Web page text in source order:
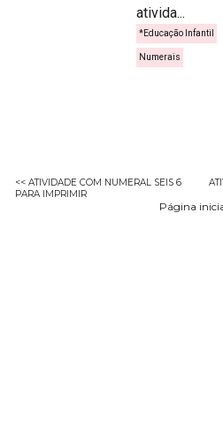
ativida...
*Educação Infantil
Numerais
<< ATIVIDADE COM NUMERAL SEIS 6
PARA IMPRIMIR
Página